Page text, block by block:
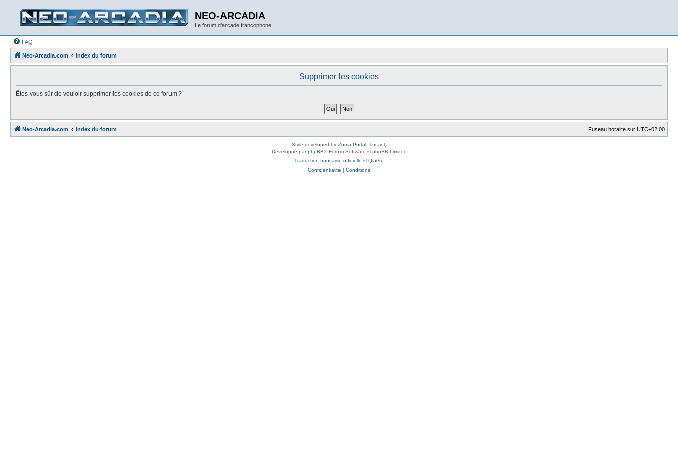
NEO-ARCADIA
Le forum d'arcade francophone
FAQ
Neo-Arcadia.com Index du forum
Supprimer les cookies
Êtes-vous sûr de vouloir supprimer les cookies de ce forum ?
Neo-Arcadia.com Index du forum Fuseau horaire sur UTC+02:00
Style developed by Zuma Portal , Turaiel,
Développé parphpBB® Forum Software © phpBB Limited
Traduction française officielle ©Qiaeru
Confidentialité | Conditions